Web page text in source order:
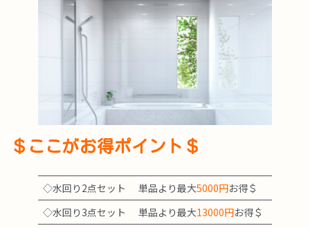
＄ここがお得ポイント＄
◇水回り2点セット 単品より最大5000円お得＄
◇水回り3点セット
単品より最大13000円お得＄